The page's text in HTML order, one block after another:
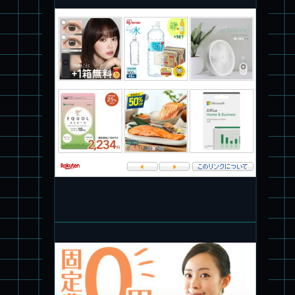
パチ組塗装★PLAMAX 1/72 バトロイド・バルキリー VF-1S ロ
イ・フォッカー スペシャル